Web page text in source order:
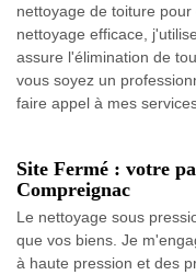
nettoyage de toiture
nettoyage efficace,
assure l'élimination de
vous soyez un
faire appel à mes
Site Fermé : votre
Compreignac
Le nettoyage sous
que vos biens. Je
à haute pression et des